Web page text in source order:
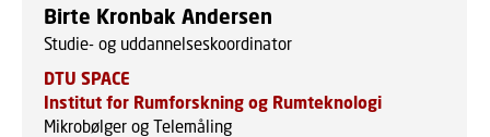
Birte Kronbak Andersen
Studie- og uddannelseskoordinator
DTU SPACE
Institut for Rumforskning og Rumteknologi
Mikrobølger og Telemåling